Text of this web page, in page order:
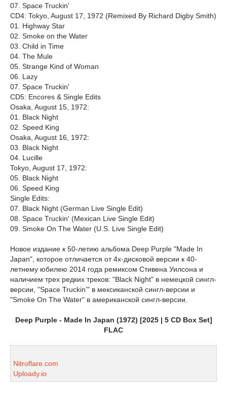
07. Space Truckin'
CD4: Tokyo, August 17, 1972 (Remixed By Richard Digby Smith)
01. Highway Star
02. Smoke on the Water
03. Child in Time
04. The Mule
05. Strange Kind of Woman
06. Lazy
07. Space Truckin'
CD5: Encores & Single Edits
Osaka, August 15, 1972:
01. Black Night
02. Speed King
Osaka, August 16, 1972:
03. Black Night
04. Lucille
Tokyo, August 17, 1972:
05. Black Night
06. Speed King
Single Edits:
07. Black Night (German Live Single Edit)
08. Space Truckin' (Mexican Live Single Edit)
09. Smoke On The Water (U.S. Live Single Edit)
Новое издание к 50-летию альбома Deep Purple "Made In
Japan", которое отличается от 4х-дисковой версии к 40-
летнему юбилею 2014 года ремиксом Стивена Уилсона и
наличием трех редких треков: "Black Night" в немецкой сингл-
версии, "Space Truckin’" в мексиканской сингл-версии и
"Smoke On The Water" в американской сингл-версии.
Deep Purple - Made In Japan (1972) [2025 | 5 CD Box Set]
FLAC
Nitroflare.com
Uploady.io